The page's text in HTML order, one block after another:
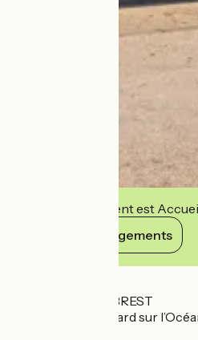
Cet établissement est
Voir ses engagements
OCÉANOPOLIS BREST
Changeons le regard sur